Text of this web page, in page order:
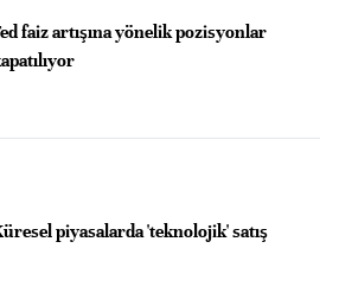
faiz artışına yönelik pozisyonlar
piyasalarda 'teknolojik' satış